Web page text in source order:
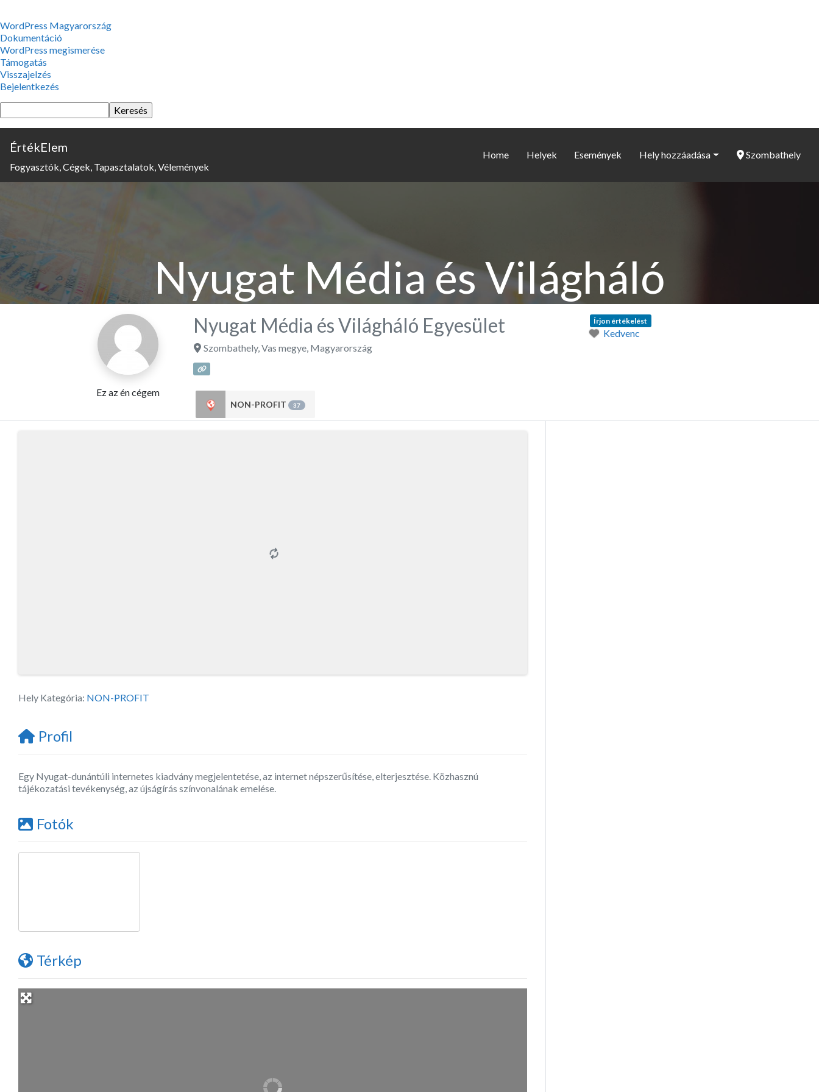
WordPress,
a
csodás
WordPress Magyarország
Dokumentáció
WordPress megismerése
Támogatás
Visszajelzés
Bejelentkezés
Keresés
ÉrtékElem
Fogyasztók, Cégek, Tapasztalatok, Vélemények
Home Helyek Események Hely hozzáadása Szombathely
Nyugat Média és Világháló
Egyesület
Ez az én cégem
Nyugat Média és Világháló Egyesület
Szombathely,Vas megye, Magyarország
NON-PROFIT 37
Írjon értékelést
Kedvenc
Hely Kategória: NON-PROFIT
Profil
Egy Nyugat-dunántúli internetes kiadvány megjelentetése, az internet népszerűsítése, elterjesztése. Közhasznú
tájékozatási tevékenység, az újságírás színvonalának emelése.
Fotók
Térkép